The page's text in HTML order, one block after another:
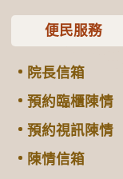
便民服務
院長信箱
預約臨櫃陳情
預約視訊陳情
陳情信箱